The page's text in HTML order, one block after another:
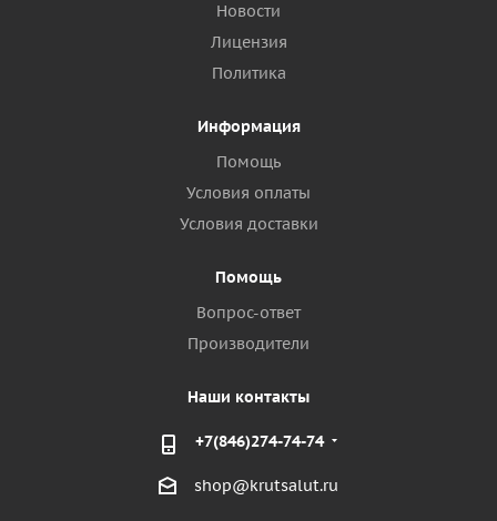
Новости
Лицензия
Политика
Информация
Помощь
Условия оплаты
Условия доставки
Помощь
Вопрос-ответ
Производители
Наши контакты
+7(846)274-74-74
shop@krutsalut.ru